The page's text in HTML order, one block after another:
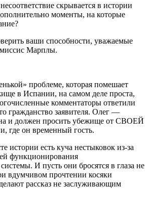
скрывается в истории
моменты, на которые
ваши способности, уважаемые
Марплы.
проблеме, которая помешает
в Испании, на самом деле проста,
комментаторы ответили
гражданство заявителя. Олег —
и должен просить убежище от СВОЕЙ
где он временный гость.
истории есть куча нестыковок из-за
функционирования
И пусть они бросятся в глаза не
вдумчивом прочтении косяки
рассказ не заслуживающим